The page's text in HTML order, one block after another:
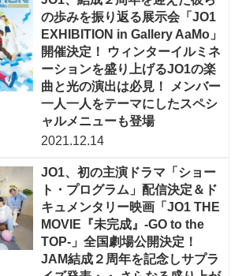
の歩みを振り返る展示会「JO1
EXHIBITION in Gallery AaMo」
開催決定！ ウィンターイルミネ
ーションを盛り上げるJO1の楽
曲と光の演出は必見！ メンバー
一人一人をテーマにしたスペシ
ャルメニューも登場
2021.12.14
JO1、初の主演ドラマ「ショー
ト・プログラム」配信決定＆ド
キュメンタリー映画「JO1 THE
MOVIE『未完成』-GO to the
TOP-」全国劇場公開決定！
JAM結成２周年を記念しサプラ